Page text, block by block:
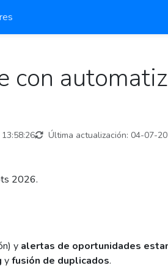
con
Última actualización: 04-07-
2026.
y alertas de oportunidades
yfusión de duplicados.